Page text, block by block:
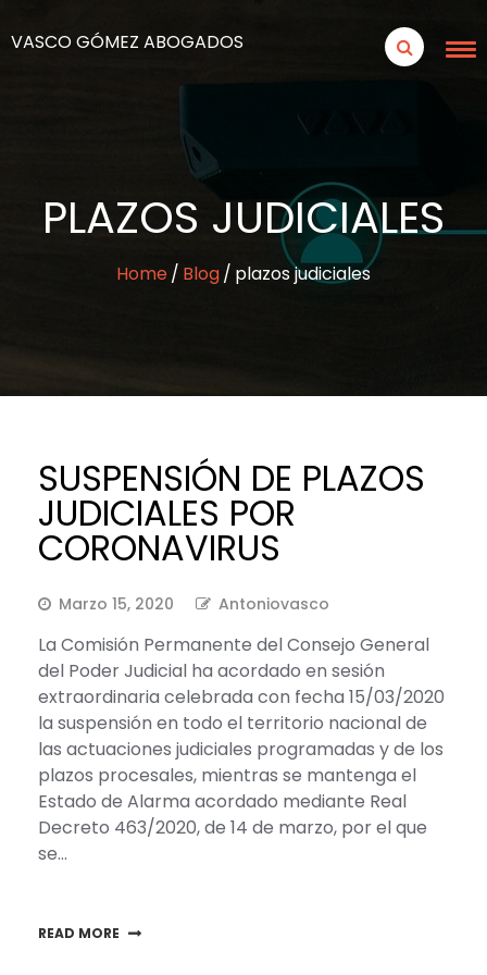
VASCO GÓMEZ ABOGADOS
PLAZOS JUDICIALES
Home Blog plazos judiciales
SUSPENSIÓN DE PLAZOS
JUDICIALES POR
CORONAVIRUS
Marzo 15, 2020 Antoniovasco
La Comisión Permanente del Consejo General
del Poder Judicial ha acordado en sesión
extraordinaria celebrada con fecha 15/03/2020
la suspensión en todo el territorio nacional de
las actuaciones judiciales programadas y de los
plazos procesales, mientras se mantenga el
Estado de Alarma acordado mediante Real
Decreto 463/2020, de 14 de marzo, por el que
se…
READ MORE